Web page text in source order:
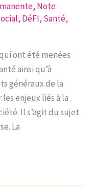
, Note
, DéFI, Santé,
ont été menées
ainsi qu’à
généraux de la
enjeux liés à la
Il s’agit du sujet
La